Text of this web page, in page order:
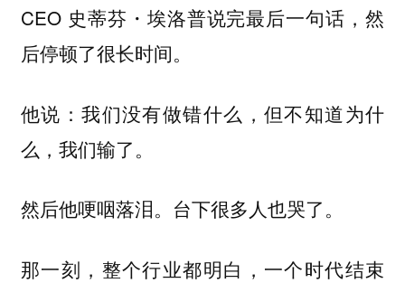
CEO 史蒂芬・埃洛普说完最后一句话，然
后停顿了很长时间。
他说：我们没有做错什么，但不知道为什
么，我们输了。
然后他哽咽落泪。台下很多人也哭了。
那一刻，整个行业都明白，一个时代结束